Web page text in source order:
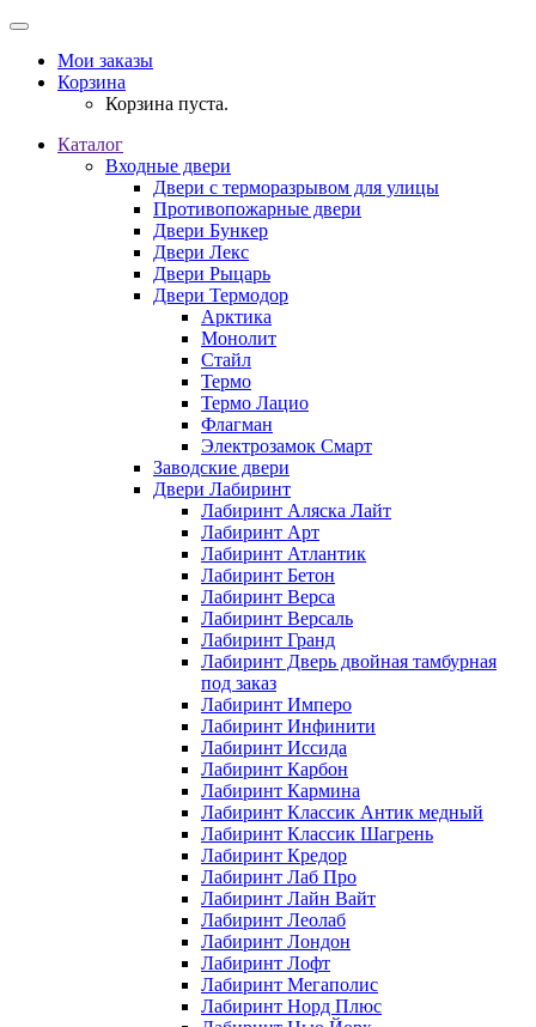
Мои заказы
Корзина
Корзина пуста.
Каталог
Входные двери
Двери с терморазрывом для улицы
Противопожарные двери
Двери Бункер
Двери Лекс
Двери Рыцарь
Двери Термодор
Арктика
Монолит
Стайл
Термо
Термо Лацио
Флагман
Электрозамок Смарт
Заводские двери
Двери Лабиринт
Лабиринт Аляска Лайт
Лабиринт Арт
Лабиринт Атлантик
Лабиринт Бетон
Лабиринт Верса
Лабиринт Версаль
Лабиринт Гранд
Лабиринт Дверь двойная тамбурная
под заказ
Лабиринт Имперо
Лабиринт Инфинити
Лабиринт Иссида
Лабиринт Карбон
Лабиринт Кармина
Лабиринт Классик Антик медный
Лабиринт Классик Шагрень
Лабиринт Кредор
Лабиринт Лаб Про
Лабиринт Лайн Вайт
Лабиринт Леолаб
Лабиринт Лондон
Лабиринт Лофт
Лабиринт Мегаполис
Лабиринт Норд Плюс